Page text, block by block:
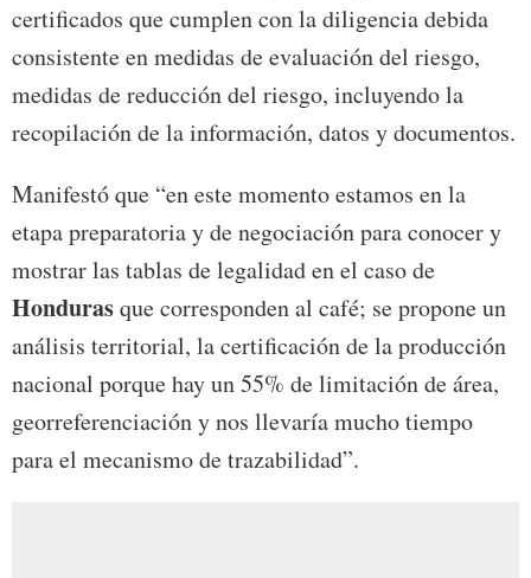
certificados que cumplen con la diligencia debida
consistente en medidas de evaluación del riesgo,
medidas de reducción del riesgo, incluyendo la
recopilación de la información, datos y documentos.
Manifestó que “en este momento estamos en la
etapa preparatoria y de negociación para conocer y
mostrar las tablas de legalidad en el caso de
Hondurasque corresponden al café; se propone un
análisis territorial, la certificación de la producción
nacional porque hay un 55% de limitación de área,
georreferenciación y nos llevaría mucho tiempo
para el mecanismo de trazabilidad”.